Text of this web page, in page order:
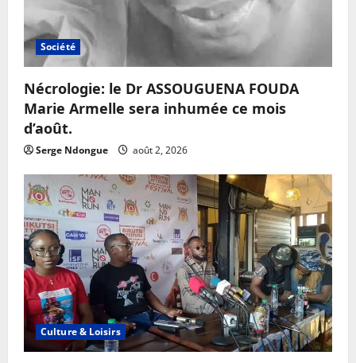
Société
Nécrologie: le Dr ASSOUGUENA FOUDA
Marie Armelle sera inhumée ce mois
d’août.
Serge Ndongue août 2, 2026
Culture & Loisirs